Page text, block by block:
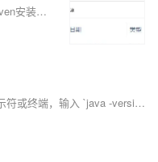
【8月更文挑战第12天】全网最详细的maven安装与IDEA集成教程！
要查看已安装的 Java 版本，打开命令提示符或终端，输入 `java -version`，回车后即可显示当前系统中 Java 的版本信息。